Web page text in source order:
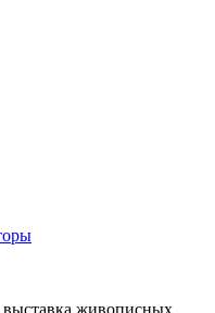
живописных